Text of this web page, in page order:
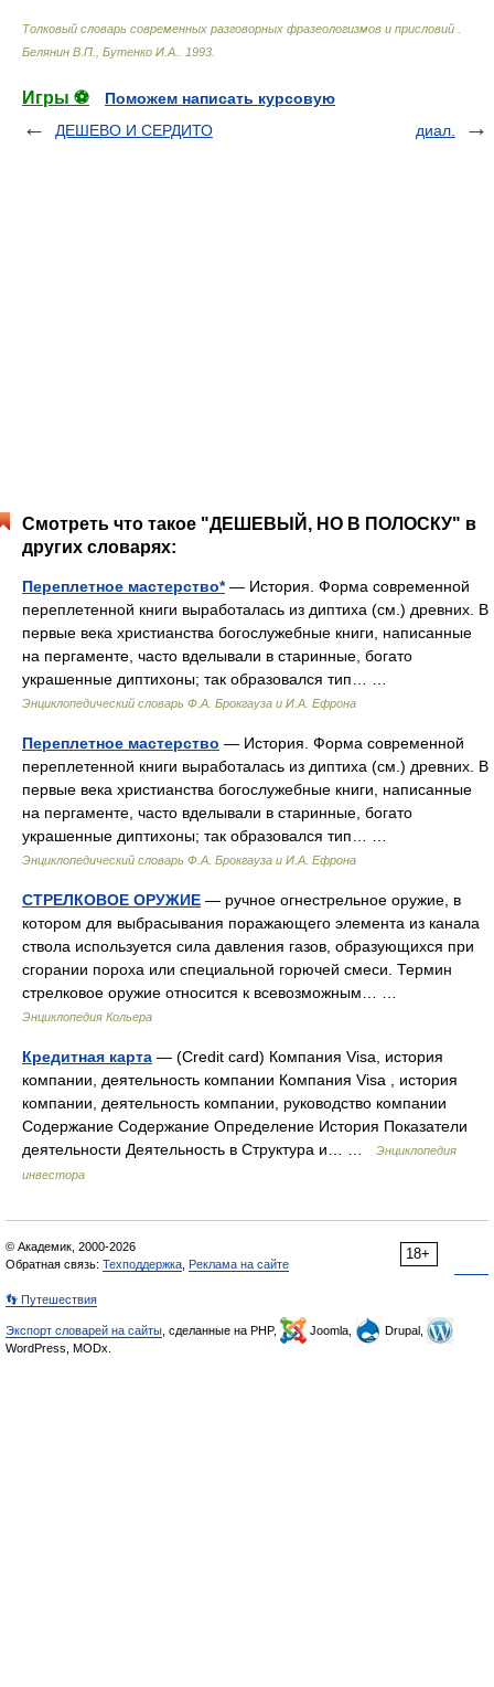
Толковый словарь современных разговорных фразеологизмов и присловий
Белянин В.П., Бутенко И.А.
1993
Игры ⚽
Поможем написать курсовую
ДЕШЕВО И СЕРДИТО
диал.
Смотреть что такое "ДЕШЕВЫЙ, НО В ПОЛОСКУ" в
других словарях:
Переплетное мастерство*— История. Форма современной
переплетенной книги выработалась из диптиха (см.) древних. В
первые века христианства богослужебные книги, написанные
на пергаменте, часто вделывали в старинные, богато
украшенные диптихоны; так образовался тип… …
Энциклопедический словарь Ф.А. Брокгауза и И.А. Ефрона
Переплетное мастерство — История. Форма современной
переплетенной книги выработалась из диптиха (см.) древних. В
первые века христианства богослужебные книги, написанные
на пергаменте, часто вделывали в старинные, богато
украшенные диптихоны; так образовался тип… …
Энциклопедический словарь Ф.А. Брокгауза и И.А. Ефрона
СТРЕЛКОВОЕ ОРУЖИЕ — ручное огнестрельное оружие, в
котором для выбрасывания поражающего элемента из канала
ствола используется сила давления газов, образующихся при
сгорании пороха или специальной горючей смеси. Термин
стрелковое оружие относится к всевозможным… …
Энциклопедия Кольера
Кредитная карта — (Credit card) Компания Visa, история
компании, деятельность компании Компания Visa , история
компании, деятельность компании, руководство компании
Содержание Содержание Определение История Показатели
деятельности Деятельность в Структура и… …
Энциклопедия
инвестора
18+
© Академик, 2000-2026
Обратная связь: Техподдержка Реклама на сайте
👣 Путешествия
Экспорт словарей на сайты , сделанные на PHP, Joomla,
Drupal,
WordPress, MODx.